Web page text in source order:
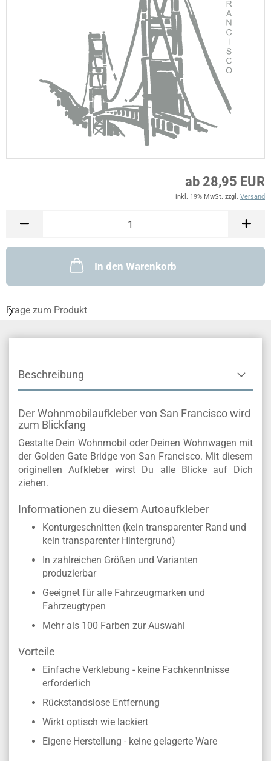
ab 28,95 EUR
inkl. 19% MwSt. zzgl. Versand
In den Warenkorb
Frage zum Produkt
Beschreibung
Der Wohnmobilaufkleber von San Francisco wird
zum Blickfang
Gestalte Dein Wohnmobil oder Deinen Wohnwagen mit
der Golden Gate Bridge von San Francisco. Mit diesem
originellen Aufkleber wirst Du alle Blicke auf Dich
ziehen.
Informationen zu diesem Autoaufkleber
Konturgeschnitten (kein transparenter Rand und
kein transparenter Hintergrund)
In zahlreichen Größen und Varianten
produzierbar
Geeignet für alle Fahrzeugmarken und
Fahrzeugtypen
Mehr als 100 Farben zur Auswahl
Vorteile
Einfache Verklebung - keine Fachkenntnisse
erforderlich
Rückstandslose Entfernung
Wirkt optisch wie lackiert
Eigene Herstellung - keine gelagerte Ware